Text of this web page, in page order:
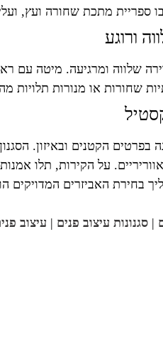
ספריית מתכת שחורה ועץ,
ורוגע
שלווה ומרגיעה. מיטה
שחורות או מנורות תלויות
הקטנים ובאיזון.
על הקירות, תלו
בחירת האביזרים
| סגנונות עיצוב פנים | עיצוב